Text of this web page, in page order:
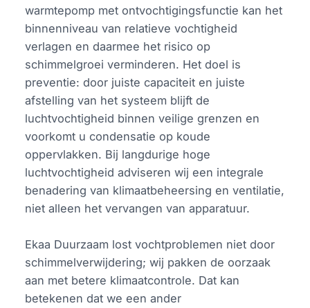
warmtepomp met ontvochtigingsfunctie kan het
binnenniveau van relatieve vochtigheid
verlagen en daarmee het risico op
schimmelgroei verminderen. Het doel is
preventie: door juiste capaciteit en juiste
afstelling van het systeem blijft de
luchtvochtigheid binnen veilige grenzen en
voorkomt u condensatie op koude
oppervlakken. Bij langdurige hoge
luchtvochtigheid adviseren wij een integrale
benadering van klimaatbeheersing en ventilatie,
niet alleen het vervangen van apparatuur.
Ekaa Duurzaam lost vochtproblemen niet door
schimmelverwijdering; wij pakken de oorzaak
aan met betere klimaatcontrole. Dat kan
betekenen dat we een ander